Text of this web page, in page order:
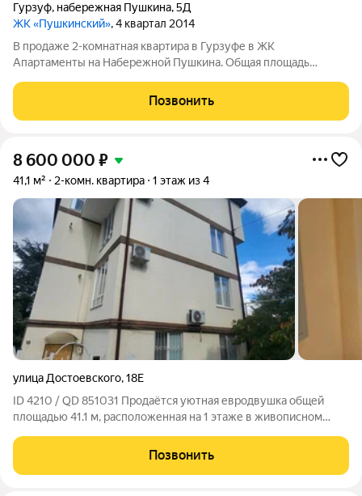
Гурзуф, набережная Пушкина,5Д
ЖК «Пушкинский», 4 квартал 2014
В продаже 2-комнатная квартира в Гурзуфе в ЖК
Апартаменты на Набережной Пушкина. Общая площадь
квартире выполнен качественный евро ремонт с встроенной
деревянной мебелью и техникой. Дом
Позвонить
8 600 000 ₽
41,1 м² 2-комн. квартира 1 этаж из 4
улица Достоевского,18Е
ID 4210 / QD 851031 Продаётся уютная евродвушка общей
площадью 41.1 м, расположенная на 1 этаже в живописном
выполненного по европейским стандартам. В квартире
индивидуальное отопление, установлен
Позвонить